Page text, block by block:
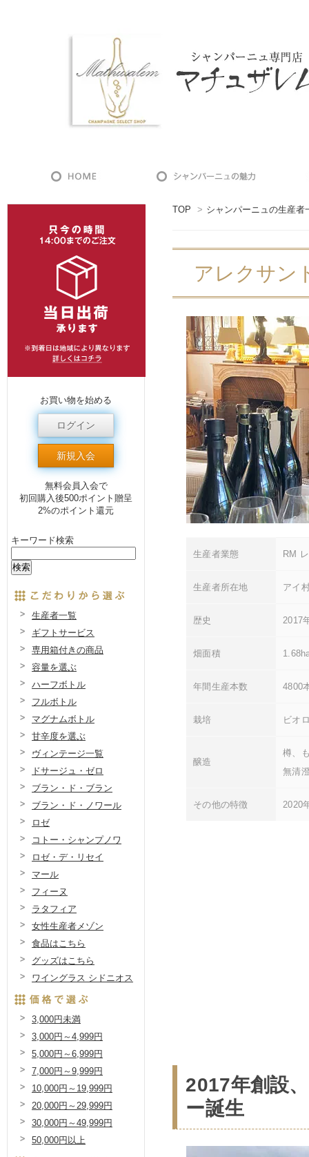
TOP > シャンパーニュの生産者
アレクサン
生産者業態 RM
生産者所在地 アイ
歴史 2017
畑面積
年間生産本数 4800
栽培 ビオ
醸造
樽、
無清
その他の特徴 2020
2017年創設
ー誕生
お買い物を始める
ログイン
新規入会
無料会員入会で
初回購入後500ポイント贈呈
2%のポイント還元
キーワード検索
生産者一覧
ギフトサービス
専用箱付きの商品
容量を選ぶ
ハーフボトル
フルボトル
マグナムボトル
甘辛度を選ぶ
ヴィンテージ一覧
ドサージュ・ゼロ
ブラン・ド・ブラン
ブラン・ド・ノワール
ロゼ
コトー・シャンプノワ
ロゼ・デ・リセイ
マール
フィーヌ
ラタフィア
女性生産者メゾン
食品はこちら
グッズはこちら
ワイングラス シドニオス
3,000円未満
3,000円～4,999円
5,000円～6,999円
7,000円～9,999円
10,000円～19,999円
20,000円～29,999円
30,000円～49,999円
50,000円以上